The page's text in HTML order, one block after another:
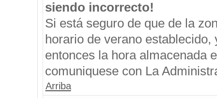
siendo incorrecto!
Si está seguro de que de la
horario de verano
entonces la hora almacenada
comuniquese con La
Arriba